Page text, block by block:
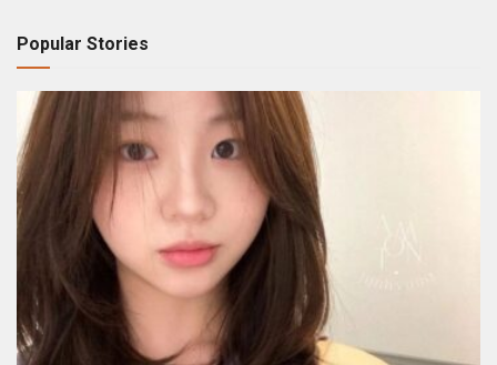
Popular Stories